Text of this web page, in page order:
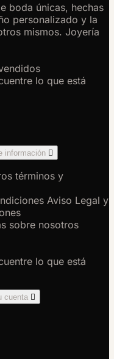
boda únicas, hechas
personalizado y la
mismos. Joyería
lo que está
información 
términos y
Aviso Legal y
sobre nosotros
lo que está
cuenta 